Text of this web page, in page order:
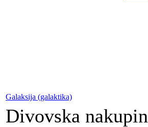
Galaksija (galaktika)
Divovska